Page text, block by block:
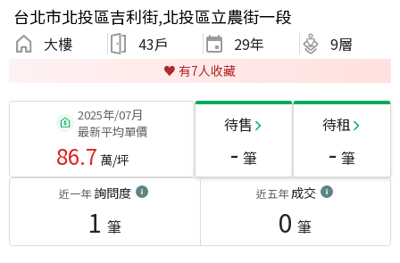
台北市北投區吉利街,北投區立農街一段
大樓 43戶 29年 9層
♥️ 有7人收藏
2025年/07月
最新平均單價
86.7 萬/坪
待售
- 筆
待租
- 筆
近一年詢問度
1 筆
近五年成交
0 筆